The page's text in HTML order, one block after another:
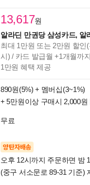
13,617원
알라딘 만권당 삼성카드, 알
최대 1만원 또는 2만원 할인
시) / 카드 발급월 +1개월까
1만원 혜택 제공
890원(5%) + 멤버십(3~1%)
+ 5만원이상 구매시 2,000원
무료
양탄자배송
오후 12시까지 주문하면 밤
(중구 서소문로 89-31 기준)